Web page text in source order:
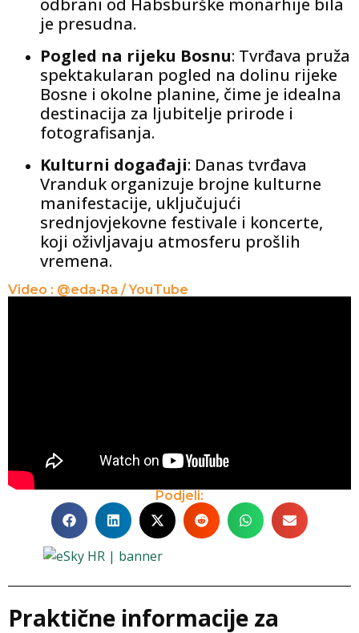
odbrani od Habsburške monarhije bila
je presudna.
Pogled na rijeku Bosnu: Tvrđava pruža
spektakularan pogled na dolinu rijeke
Bosne i okolne planine, čime je idealna
destinacija za ljubitelje prirode i
fotografisanja.
Kulturni događaji: Danas tvrđava
Vranduk organizuje brojne kulturne
manifestacije, uključujući
srednjovjekovne festivale i koncerte,
koji oživljavaju atmosferu prošlih
vremena.
Video : @eda-Ra / YouTube
Podjeli:
Praktične informacije za